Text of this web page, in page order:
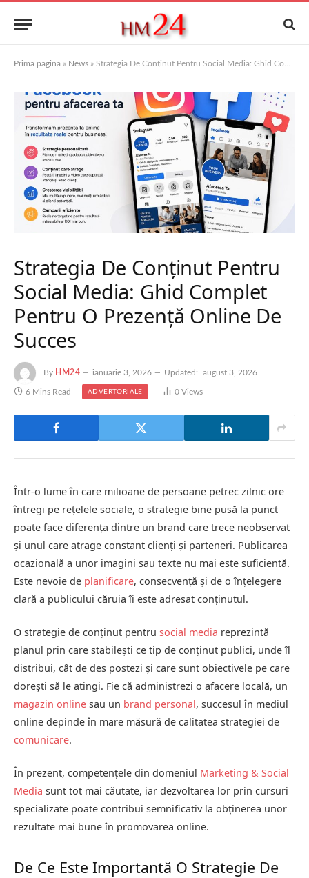
Prima pagină » News » Strategia De Conținut Pentru Social Media: Ghid Complet Pentru O Prezență Online De Succes
Strategia De Conținut Pentru
Social Media: Ghid Complet
Pentru O Prezență Online De
Succes
By HM24 ianuarie 3, 2026 Updated: august 3, 2026
6 Mins Read ADVERTORIALE 0 Views
Într-o lume în care milioane de persoane petrec zilnic ore
întregi pe rețelele sociale, o strategie bine pusă la punct
poate face diferența dintre un brand care trece neobservat
și unul care atrage constant clienți și parteneri. Publicarea
ocazională a unor imagini sau texte nu mai este suficientă.
Este nevoie de planificare, consecvență și de o înțelegere
clară a publicului căruia îi este adresat conținutul.
O strategie de conținut pentru social media reprezintă
planul prin care stabilești ce tip de conținut publici, unde îl
distribui, cât de des postezi și care sunt obiectivele pe care
dorești să le atingi. Fie că administrezi o afacere locală, un
magazin online sau un brand personal, succesul în mediul
online depinde în mare măsură de calitatea strategiei de
comunicare.
În prezent, competențele din domeniul Marketing & Social
Media sunt tot mai căutate, iar dezvoltarea lor prin cursuri
specializate poate contribui semnificativ la obținerea unor
rezultate mai bune în promovarea online.
De Ce Este Importantă O Strategie De